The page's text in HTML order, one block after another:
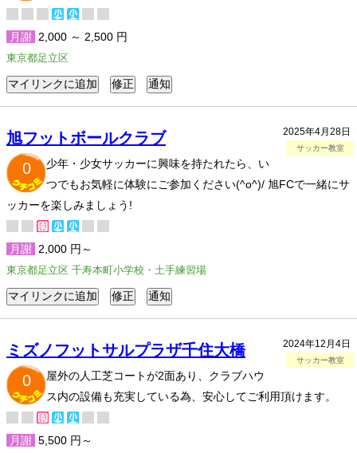
月謝 2,000 ～ 2,500 円
東京都足立区
2025年4月28日
サッカー教室
旭フットボールクラブ
0
少年・少女サッカーに興味を持たれたら、い
つでもお気軽に体験にご参加ください(^o^)/ 旭FCで一緒にサ
ッカーを楽しみましょう!
月謝 2,000 円～
東京都足立区 千寿本町小学校・土手練習場
2024年12月4日
サッカー教室
ミズノフットサルプラザ千住大橋
0
屋外の人工芝コートが2面あり、クラブハウ
ス内の設備も充実している為、安心してご利用頂けます。
月謝 5,500 円～